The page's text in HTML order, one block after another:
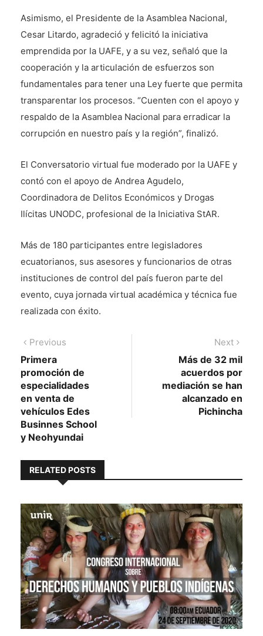
Asimismo, el Presidente de la Asamblea Nacional,
Cesar Litardo, agradeció y felicitó la iniciativa
emprendida por la UAFE, y a su vez, señaló que la
cooperación y la articulación de esfuerzos son
fundamentales para tener una Ley fuerte que permita
transparentar los procesos. “Cuenten con el apoyo y
respaldo de la Asamblea Nacional para erradicar la
corrupción en nuestro país y la región”, finalizó.
El Conversatorio virtual fue moderado por la UAFE y
contó con el apoyo de Andrea Agudelo,
Coordinadora de Delitos Económicos y Drogas
Ilícitas UNODC, profesional de la Iniciativa StAR.
Más de 180 participantes entre legisladores
ecuatorianos, sus asesores y funcionarios de otras
instituciones de control del país fueron parte del
evento, cuya jornada virtual académica y técnica fue
realizada con éxito.
Navegación
de
entradas
Previous
Primera
promoción de
especialidades
en venta de
vehículos Edes
Businnes School
y Neohyundai
Next
post:
Más de 32 mil
acuerdos por
mediación se han
alcanzado en
Pichincha
RELATED POSTS